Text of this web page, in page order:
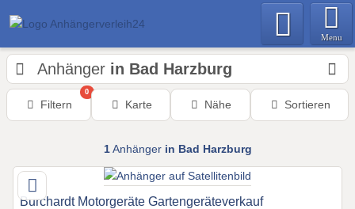
Menu
Anhänger in Bad Harzburg
Filtern
0
Karte Nähe Sortieren
1Anhänger in Bad Harzburg
Burchardt Motorgeräte Gartengeräteverkauf